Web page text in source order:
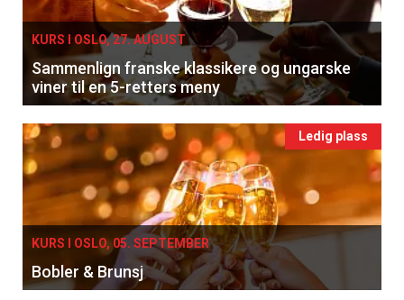
KURS I OSLO, 27. AUGUST
Sammenlign franske klassikere og ungarske
viner til en 5-retters meny
Ledig plass
KURS I OSLO, 05. SEPTEMBER
Bobler & Brunsj